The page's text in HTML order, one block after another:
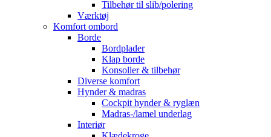
Tilbehør til slib/polering
Værktøj
Komfort ombord
Borde
Bordplader
Klap borde
Konsoller & tilbehør
Diverse komfort
Hynder & madras
Cockpit hynder & ryglæn
Madras-/lamel underlag
Interiør